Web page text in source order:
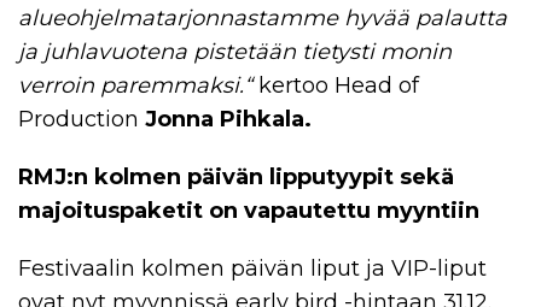
alueohjelmatarjonnastamme hyvää palautta
ja juhlavuotena pistetään tietysti monin
verroin paremmaksi.“kertoo Head of
Production Jonna Pihkala.
RMJ:n kolmen päivän lipputyypit sekä
majoituspaketit on vapautettu myyntiin
Festivaalin kolmen päivän liput ja VIP-liput